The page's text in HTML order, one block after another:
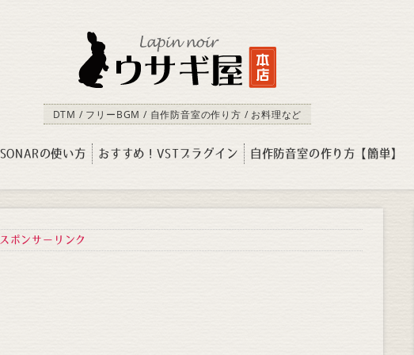
DTM / フリーBGM / 自作防音室の作り方 / お料理など
SONARの使い方 おすすめ！VSTプラグイン 自作防音室の作り方【簡単】
ポンサーリンク